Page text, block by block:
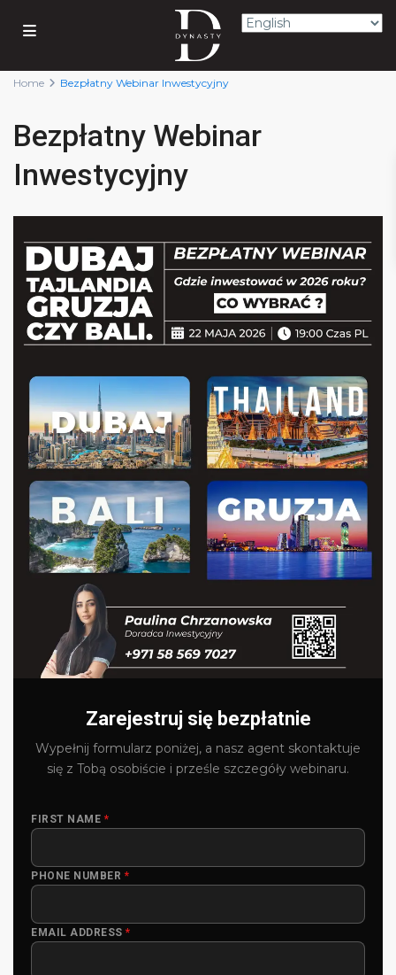
Home Bezpłatny Webinar Inwestycyjny
Bezpłatny Webinar
Inwestycyjny
Zarejestruj się bezpłatnie
Wypełnij formularz poniżej, a nasz agent skontaktuje
się z Tobą osobiście i prześle szczegóły webinaru.
FIRST NAME *
PHONE NUMBER *
EMAIL ADDRESS*